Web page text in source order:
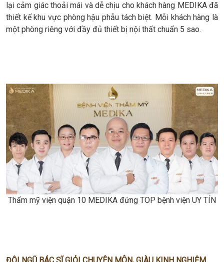
lại cảm giác thoải mái và dễ chịu cho khách hàng MEDIKA đã
thiết kế khu vực phòng hậu phẫu tách biệt. Mỗi khách hàng là
một phòng riêng với đầy đủ thiết bị nội thất chuẩn 5 sao.
Thẩm mỹ viện quận 10 MEDIKA đứng TOP bệnh viện UY TÍN